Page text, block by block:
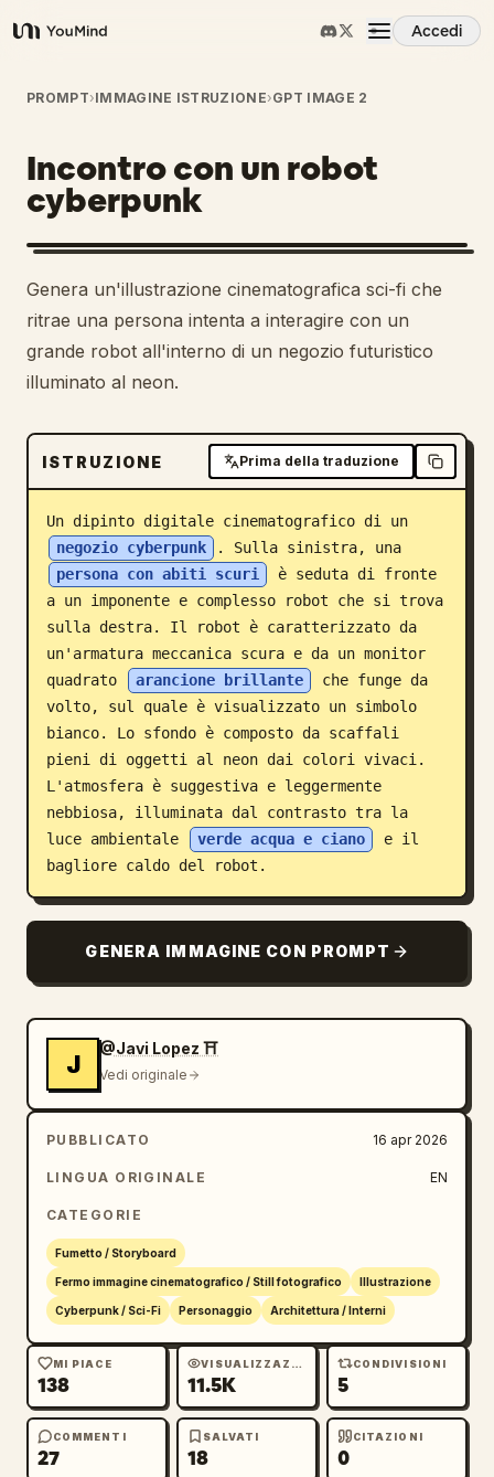
YouMind
Accedi
Panoramica
Casi d'uso
Abilità
Prompt
Prezzi
Scarica
Blog
Aggiornamenti
PROMPT›IMMAGINE ISTRUZIONE›GPT IMAGE 2
Incontro con un robot
cyberpunk
Genera un'illustrazione cinematografica sci-fi che
ritrae una persona intenta a interagire con un
grande robot all'interno di un negozio futuristico
illuminato al neon.
ISTRUZIONE Prima della traduzione
Un dipinto digitale cinematografico di un
negozio cyberpunk
. Sulla sinistra, una
persona con abiti scuri
è seduta di fronte
a un imponente e complesso robot che si trova
sulla destra. Il robot è caratterizzato da
un'armatura meccanica scura e da un monitor
quadrato
arancione brillante
che funge da
volto, sul quale è visualizzato un simbolo
bianco. Lo sfondo è composto da scaffali
pieni di oggetti al neon dai colori vivaci.
L'atmosfera è suggestiva e leggermente
nebbiosa, illuminata dal contrasto tra la
luce ambientale
verde acqua e ciano
e il
bagliore caldo del robot.
GENERA IMMAGINE CON PROMPT
J
@Javi Lopez ⛩️
Vedi originale
PUBBLICATO 16 apr 2026
LINGUA ORIGINALE EN
CATEGORIE
Fumetto / Storyboard
Fermo immagine cinematografico / Still fotografico Illustrazione
Cyberpunk / Sci-Fi Personaggio Architettura / Interni
MI PIACE
138
VISUALIZZAZIONI
11.5K
CONDIVISIONI
5
COMMENTI
27
SALVATI
18
CITAZIONI
0